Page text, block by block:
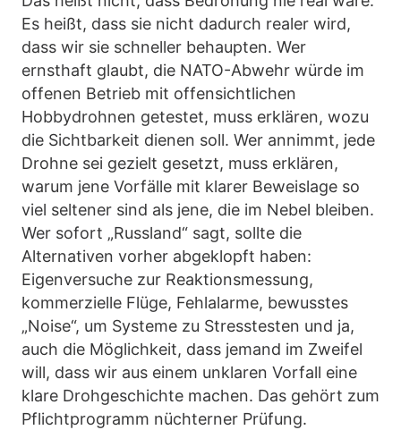
Es heißt, dass sie nicht dadurch realer wird,
dass wir sie schneller behaupten. Wer
ernsthaft glaubt, die NATO-Abwehr würde im
offenen Betrieb mit offensichtlichen
Hobbydrohnen getestet, muss erklären, wozu
die Sichtbarkeit dienen soll. Wer annimmt, jede
Drohne sei gezielt gesetzt, muss erklären,
warum jene Vorfälle mit klarer Beweislage so
viel seltener sind als jene, die im Nebel bleiben.
Wer sofort „Russland“ sagt, sollte die
Alternativen vorher abgeklopft haben:
Eigenversuche zur Reaktionsmessung,
kommerzielle Flüge, Fehlalarme, bewusstes
„Noise“, um Systeme zu Stresstesten und ja,
auch die Möglichkeit, dass jemand im Zweifel
will, dass wir aus einem unklaren Vorfall eine
klare Drohgeschichte machen. Das gehört zum
Pflichtprogramm nüchterner Prüfung.